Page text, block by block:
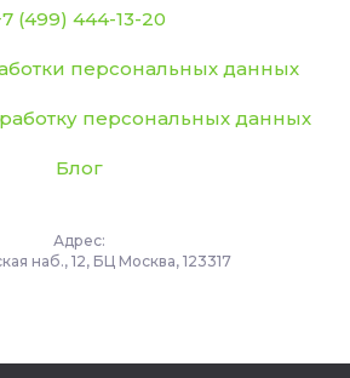
(499) 444-13-20
персональных данных
персональных данных
Блог
Адрес:
наб., 12, БЦ Москва, 123317